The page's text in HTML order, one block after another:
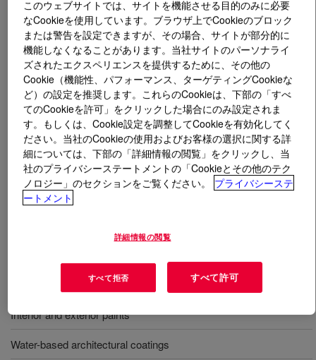
とはACRYSOL™ TT-935 Rheology Modifier?
An APEO-free*, solvent-free*, hydrophobically-modified
alkali-soluble (HASE) rheology modifier for waterborne
architectural coatings. The product can be used to build
viscosity in the low, medium, and high-shear range as an
alternative to cellulosic thickeners, offering better film
build, better leveling, and easier incorporation into
coatings than cellulosic thickeners. It is supplied as a
during the manufacturing process.
Interior and exterior paints
Water-based architectural coatings
このウェブサイトでは、サイトを機能させる目的のみに必要
なCookieを使用しています。ブラウザ上でCookieのブロック
または警告を設定できますが、その場合、サイトが部分的に
機能しなくなることがあります。当社サイトのパーソナライ
ズされたエクスペリエンスを提供するために、その他の
Cookie（機能性、パフォーマンス、ターゲティングCookieな
ど）の設定を推奨します。これらのCookieは、下部の「すべ
てのCookieを許可」をクリックした場合にのみ設定されま
す。もしくは、Cookie設定を調整してCookieを有効化してく
ださい。当社のCookieの使用およびお客様の選択に関する詳
細については、下部の「詳細情報の閲覧」をクリックし、当
社のプライバシーステートメントの「Cookieとその他のテク
ノロジー」のセクションをご覧ください。
プライバシーステ
ートメント
詳細情報の閲覧
すべて拒否 すべて許可